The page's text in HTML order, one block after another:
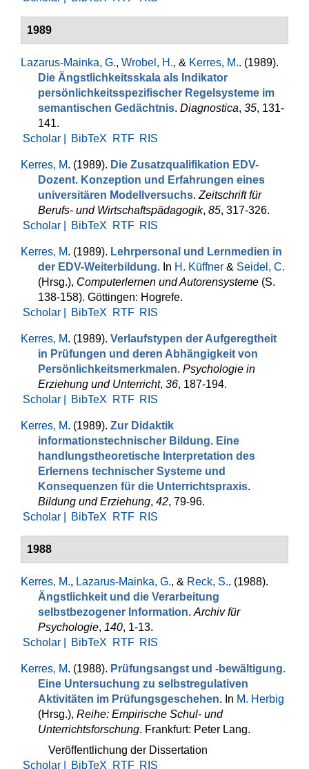
1989
Lazarus-Mainka, G., Wrobel, H., & Kerres, M.. (1989).
Die Ängstlich­keits­skala als Indikator
persönlichkeitsspezi­fischer Regelsysteme im
semantischen Gedächtnis. Diagnostica, 35, 131-
141.
Scholar |
BibTeX RTF RIS
Kerres, M. (1989). Die Zusatzqualifikation EDV-
Dozent. Konzeption und Erfah­rungen eines
universitären Modellversuchs. Zeitschrift für
Berufs- und Wirtschaftspädagogik, 85, 317-326.
Scholar |
BibTeX RTF RIS
Kerres, M. (1989). Lehrpersonal und Lernmedien in
der EDV-Weiterbil­dung. In H. Küffner & Seidel, C.
(Hrsg.), Computerlernen und Autorensysteme (S.
138-158). Göttingen: Hogrefe.
Scholar |
BibTeX RTF RIS
Kerres, M. (1989). Verlaufstypen der Aufgeregtheit
in Prü­fungen und de­ren Abhän­gig­keit von
Persönlichkeitsmerkmalen. Psychologie in
Erziehung und Unterricht, 36, 187-194.
Scholar |
BibTeX RTF RIS
Kerres, M. (1989). Zur Didaktik
informationstechnischer Bildung. Eine
handlungstheoretische Interpretation des
Erlernens technischer Systeme und
Konsequenzen für die Unterrichtspraxis.
Bildung und Erziehung, 42, 79-96.
Scholar |
BibTeX RTF RIS
1988
Kerres, M., Lazarus-Mainka, G., & Reck, S.. (1988).
Ängstlichkeit und die Verarbeitung
selbstbezogener Information. Archiv für
Psychologie, 140, 1-13.
Scholar |
BibTeX RTF RIS
Kerres, M. (1988). Prüfungsangst und -bewältigung.
Eine Un­tersuchung zu selbstregulativen
Aktivitäten im Prüfungsgeschehen. In M. Herbig
(Hrsg.), Reihe: Empirische Schul- und
Unterrichtsforschung. Frankfurt: Peter Lang.
Veröffentlichung der Dissertation
Scholar |
BibTeX RTF RIS